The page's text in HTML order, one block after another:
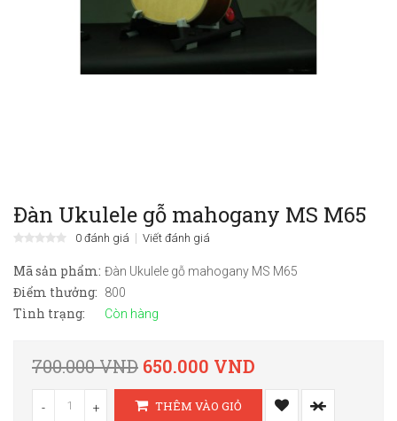
Đàn Ukulele gỗ mahogany MS M65
0 đánh giá Viết đánh giá
Mã sản phẩm: Đàn Ukulele gỗ mahogany MS M65
Điểm thưởng: 800
Tình trạng: Còn hàng
700.000 VND 650.000 VND
- + THÊM VÀO GIỎ